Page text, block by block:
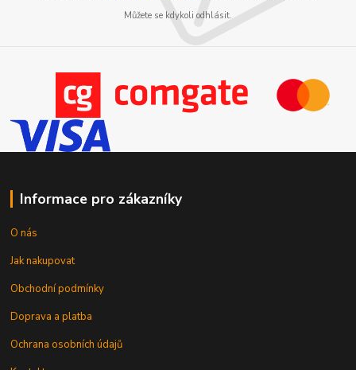
Můžete se kdykoli odhlásit.
Informace pro zákazníky
O nás
Jak nakupovat
Obchodní podmínky
Doprava a platba
Ochrana osobních údajů